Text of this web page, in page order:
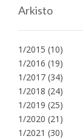
Arkisto
1/2015 (10)
1/2016 (19)
1/2017 (34)
1/2018 (24)
1/2019 (25)
1/2020 (21)
1/2021 (30)